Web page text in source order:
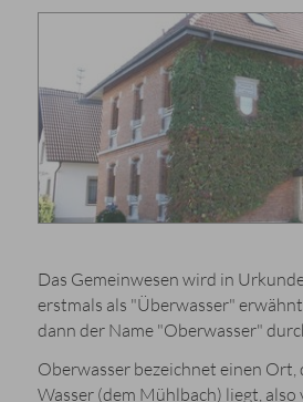
Das Gemeinwesen wird in
erstmals als "Überwasser"
dann der Name "Oberwasser"
Oberwasser bezeichnet einen Ort,
Wasser (dem Mühlbach) liegt,